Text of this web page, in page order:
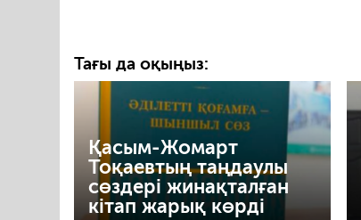
Тағы да оқыңыз:
Қасым-Жомарт
Тоқаевтың таңдаулы
сөздері жинақталған
кітап жарық көрді